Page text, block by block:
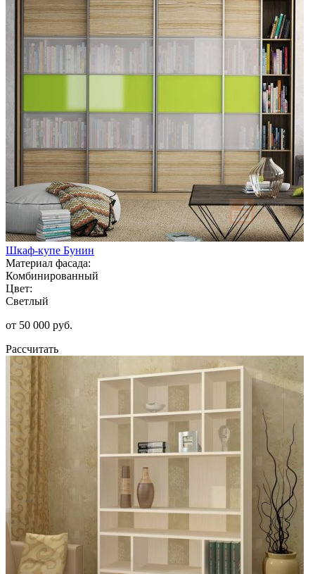
Шкаф-купе Бунин
Материал фасада:
Комбинированный
Цвет:
Светлый
от 50 000 руб.
Рассчитать